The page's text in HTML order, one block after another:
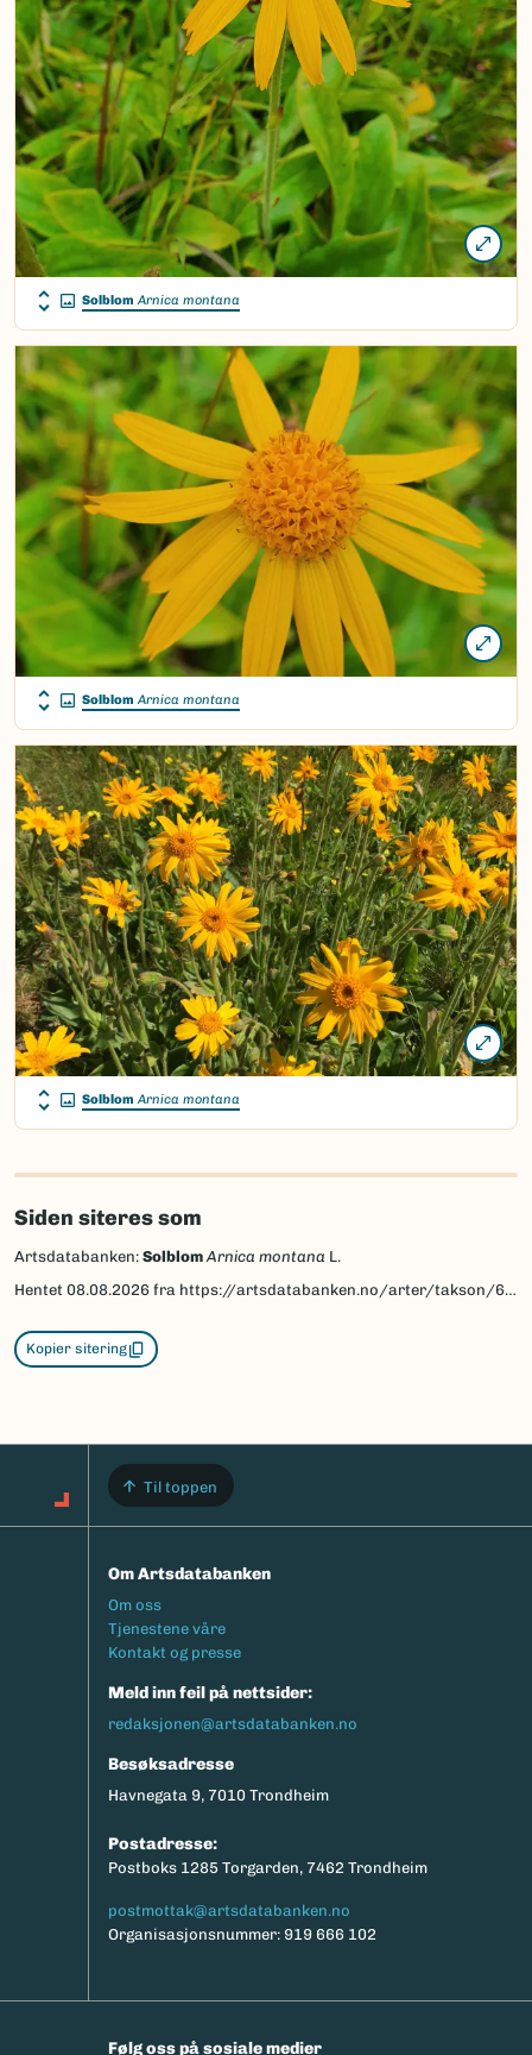
Solblom Arnica montana
Solblom Arnica montana
Solblom Arnica montana
Siden siteres som
Artsdatabanken: Solblom Arnica montana L.
Hentet 08.08.2026 fra https://artsdatabanken.no/arter/takson/60390
Kopier sitering
Til toppen
Om Artsdatabanken
Footermeny
Om oss
Tjenestene våre
Kontakt og presse
Meld inn feil på nettsider:
redaksjonen@artsdatabanken.no
Besøksadresse
Havnegata 9, 7010 Trondheim
Postadresse:
Postboks 1285 Torgarden, 7462 Trondheim
postmottak@artsdatabanken.no
Organisasjonsnummer: 919 666 102
Følg oss på sosiale medier